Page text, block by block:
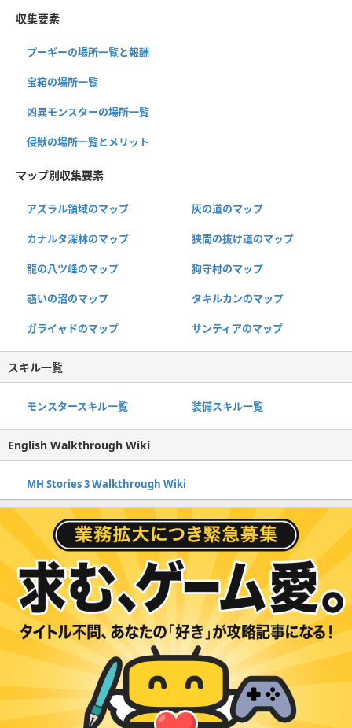
収集要素
プーギーの場所一覧と報酬
宝箱の場所一覧
凶異モンスターの場所一覧
侵獣の場所一覧とメリット
マップ別収集要素
アズラル領域のマップ 灰の道のマップ
カナルタ深林のマップ 狭間の抜け道のマップ
龍の八ツ峰のマップ 狗守村のマップ
惑いの沼のマップ タキルカンのマップ
ガライャドのマップ サンティアのマップ
スキル一覧
モンスタースキル一覧 装備スキル一覧
English Walkthrough Wiki
MH Stories 3 Walkthrough Wiki